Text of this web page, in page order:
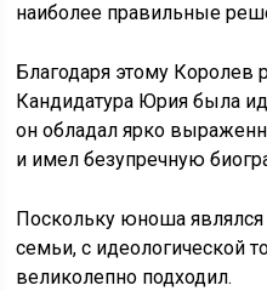
наиболее правильные
Благодаря этому
Кандидатура Юрия была
он обладал ярко
и имел безупречную
Поскольку юноша
семьи, с идеологической
великолепно подходил.